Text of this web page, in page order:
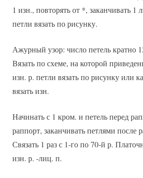
1 изн., повторять от *, заканчивать
петли вязать по рисунку.
Ажурный узор: число петель кратно
Вязать по схеме, на которой
изн. р. петли вязать по рисунку или
вязать изн.
Начинать с 1 кром. и петель перед
раппорт, заканчивать петлями после
Связать 1 раз с 1-го по 70-й р.
изн. р. -лиц. п.